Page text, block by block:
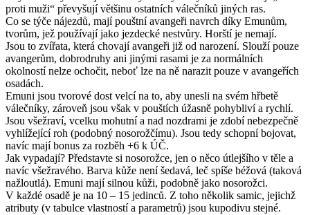
proti muži“ převyšují většinu ostatních válečníků jiných ras.
Co se týče nájezdů, mají pouštní avangeři navrch díky Emunům,
tvorům, jež používají jako jezdecké nestvůry. Horští je nemají.
Jsou to zvířata, která chovají avangeři již od narození. Slouží pouze
avangerům, dobrodruhy ani jinými rasami je za normálních
okolností nelze ochočit, neboť lze na ně narazit pouze v avangeřích
osadách.
Emuni jsou tvorové dost velcí na to, aby unesli na svém hřbetě
válečníky, zároveň jsou však v pouštích úžasně pohybliví a rychlí.
Jsou všežraví, vcelku mohutní a nad nozdrami je zdobí nebezpečně
vyhlížející roh (podobný nosorožčímu). Jsou tedy schopní bojovat,
navíc mají bonus za rozběh +6 k ÚČ.
Jak vypadají? Představte si nosorožce, jen o něco útlejšího v těle a
navíc všežravého. Barva kůže není šedavá, leč spíše béžová (taková
nažloutlá). Emuni mají silnou kůži, podobně jako nosorožci.
V každé osadě je na 10 – 15 jedinců. Z toho několik samic, jejichž
atributy (v tabulce vlastností a parametrů) jsou kupodivu stejné.